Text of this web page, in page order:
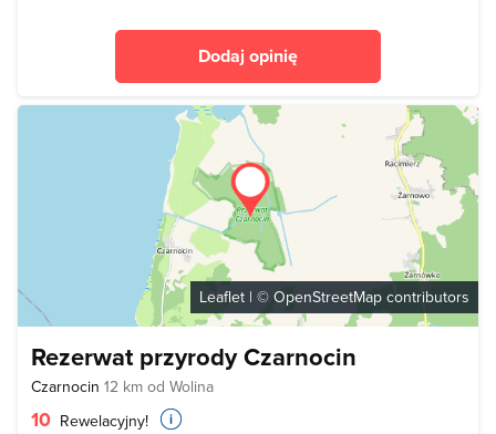
Dodaj opinię
Leaflet | © OpenStreetMap contributors
Rezerwat przyrody Czarnocin
Czarnocin 12 km od Wolina
10 Rewelacyjny!